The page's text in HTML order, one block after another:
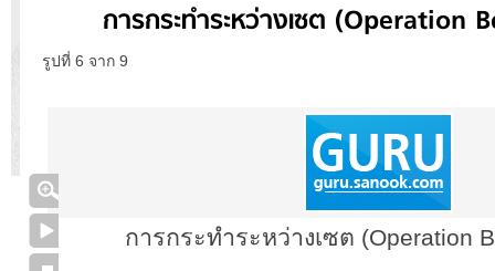
การกระทำระหว่างเซต (Operation
รูปที่ 6 จาก 9
การกระทำระหว่างเซต (Operation